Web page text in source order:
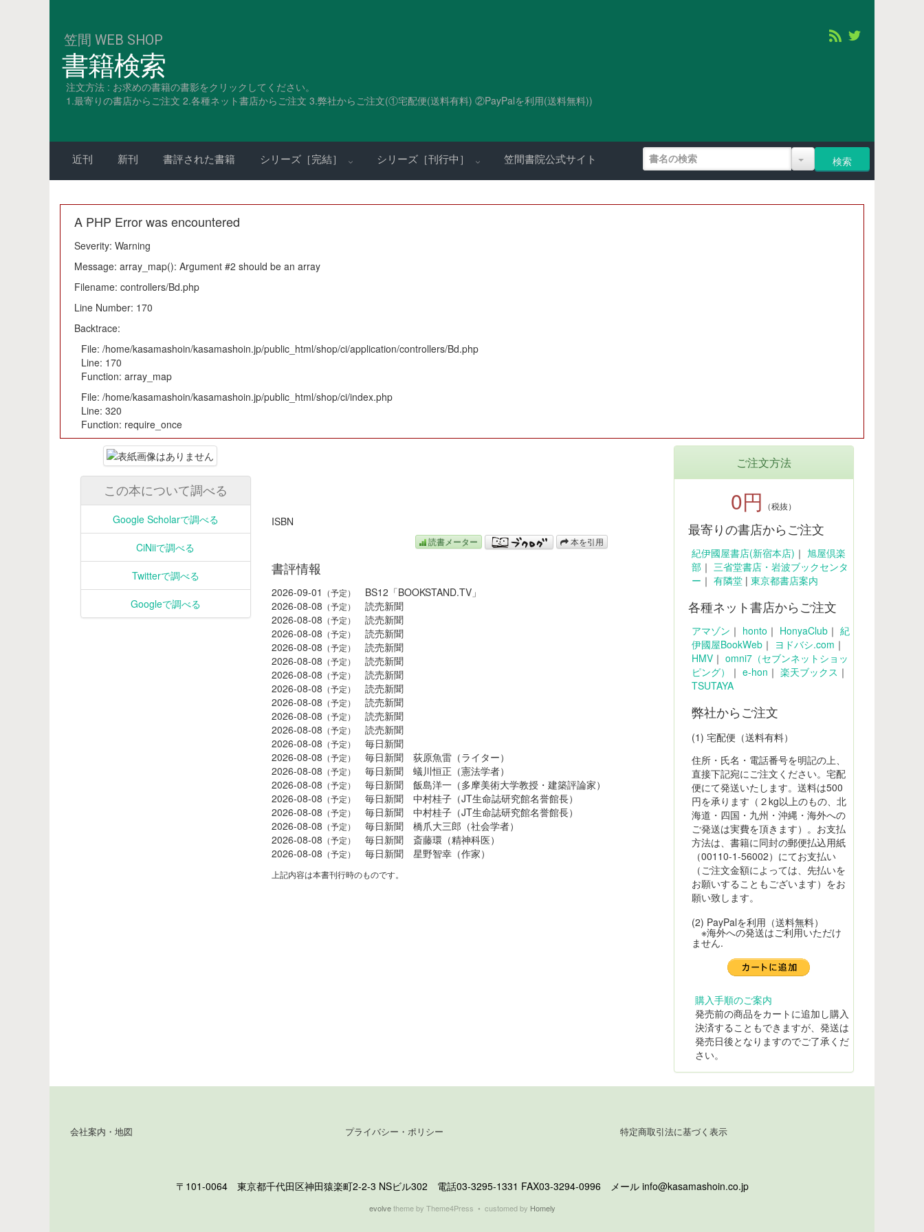
笠間 WEB SHOP
書籍検索
注文方法 : お求めの書籍の書影をクリックしてください。
1.最寄りの書店からご注文 2.各種ネット書店からご注文 3.弊社からご注文(①宅配便(送料有料) ②PayPalを利用(送料無料))
近刊 新刊 書評された書籍 シリーズ［完結］ シリーズ［刊行中］ 笠間書院公式サイト
A PHP Error was encountered
Severity: Warning
Message: array_map(): Argument #2 should be an array
Filename: controllers/Bd.php
Line Number: 170
Backtrace:
File: /home/kasamashoin/kasamashoin.jp/public_html/shop/ci/application/controllers/Bd.php
Line: 170
Function: array_map
File: /home/kasamashoin/kasamashoin.jp/public_html/shop/ci/index.php
Line: 320
Function: require_once
この本について調べる
Google Scholarで調べる
CiNiiで調べる
Twitterで調べる
Googleで調べる
ISBN
読書メーター 本を引用
書評情報
2026-09-01 （予定）
BS12「BOOKSTAND.TV」
2026-08-08 （予定）
読売新聞
2026-08-08 （予定）
読売新聞
2026-08-08 （予定）
読売新聞
2026-08-08 （予定）
読売新聞
2026-08-08 （予定）
読売新聞
2026-08-08 （予定）
読売新聞
2026-08-08 （予定）
読売新聞
2026-08-08 （予定）
読売新聞
2026-08-08 （予定）
読売新聞
2026-08-08 （予定）
読売新聞
2026-08-08 （予定）
毎日新聞
2026-08-08 （予定）
毎日新聞 荻原魚雷（ライター）
2026-08-08 （予定）
毎日新聞 蟻川恒正（憲法学者）
2026-08-08 （予定）
毎日新聞 飯島洋一（多摩美術大学教授・建築評論家）
2026-08-08 （予定）
毎日新聞 中村桂子（JT生命誌研究館名誉館長）
2026-08-08 （予定）
毎日新聞 中村桂子（JT生命誌研究館名誉館長）
2026-08-08 （予定）
毎日新聞 橋爪大三郎（社会学者）
2026-08-08 （予定）
毎日新聞 斎藤環（精神科医）
2026-08-08 （予定） 毎日新聞 星野智幸（作家）
上記内容は本書刊行時のものです。
ご注文方法
0円 （税抜）
最寄りの書店からご注文
紀伊國屋書店(新宿本店) ｜ 旭屋倶楽
部｜ 三省堂書店・岩波ブックセンタ
ー ｜ 有隣堂| 東京都書店案内
各種ネット書店からご注文
アマゾン ｜ honto ｜ HonyaClub｜ 紀
伊國屋BookWeb｜ ヨドバシ.com ｜
HMV｜ omni7（セブンネットショッ
ピング）
｜ e-hon ｜ 楽天ブックス ｜
TSUTAYA
弊社からご注文
(1) 宅配便（送料有料）
住所・氏名・電話番号を明記の上、
直接下記宛にご注文ください。宅配
便にて発送いたします。送料は500
円を承ります（２kg以上のもの、北
海道・四国・九州・沖縄・海外への
ご発送は実費を頂きます）。お支払
方法は、書籍に同封の郵便払込用紙
（00110-1-56002）にてお支払い
（ご注文金額によっては、先払いを
お願いすることもございます）をお
願い致します。
(2) PayPalを利用（送料無料）
※海外への発送はご利用いただけ
ません.
購入手順のご案内
発売前の商品をカートに追加し購入
決済することもできますが、発送は
発売日後となりますのでご了承くだ
さい。
会社案内・地図 プライバシー・ポリシー 特定商取引法に基づく表示
〒101-0064 東京都千代田区神田猿楽町2-2-3 NSビル302 電話03-3295-1331 FAX03-3294-0996 メール info@kasamashoin.co.jp
evolvetheme by Theme4Press • customed by Homely